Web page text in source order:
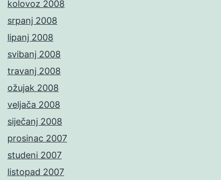
kolovoz 2008
srpanj 2008
lipanj 2008
svibanj 2008
travanj 2008
ožujak 2008
veljača 2008
siječanj 2008
prosinac 2007
studeni 2007
listopad 2007